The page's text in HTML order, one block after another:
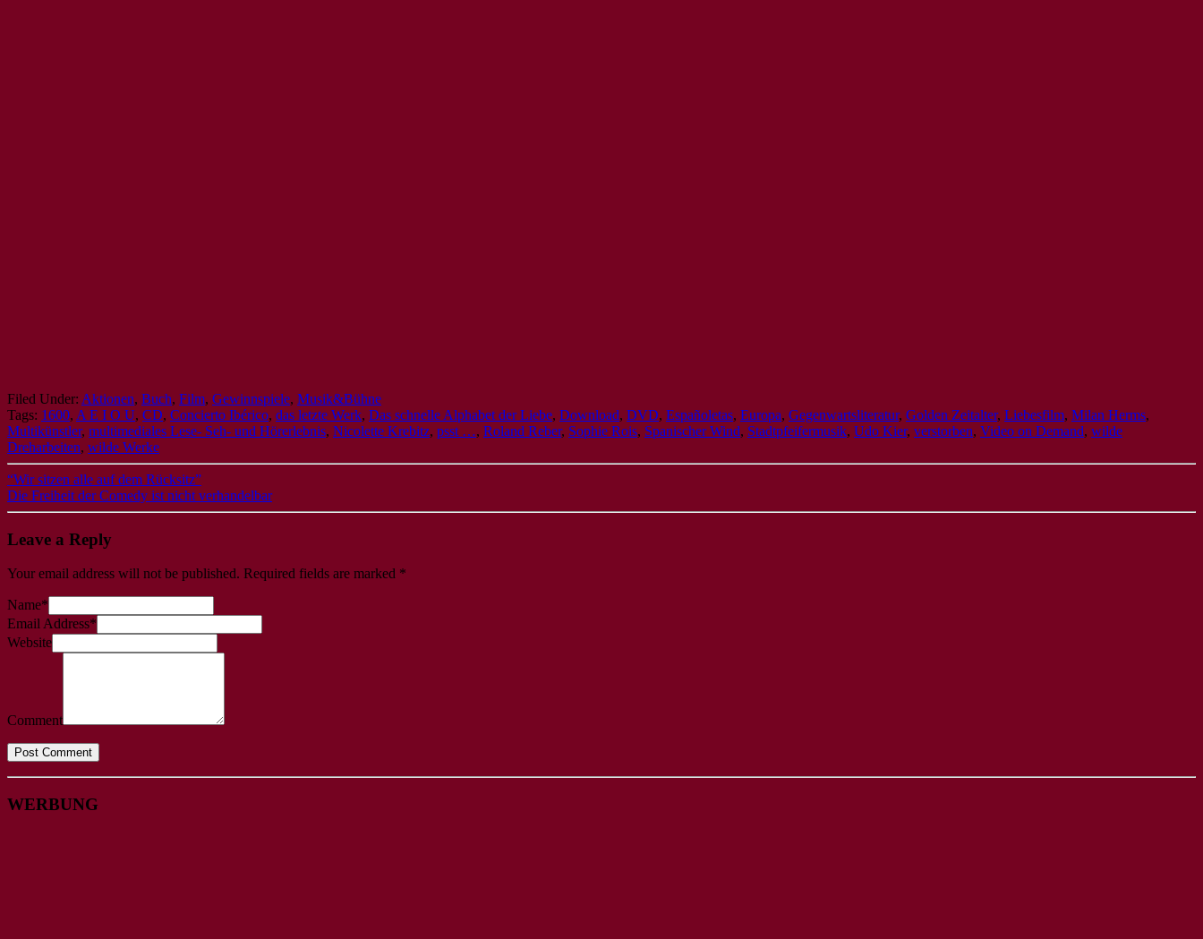
Filed Under: Aktionen, Buch, Film, Gewinnspiele, Musik&Bühne
Tags: 1600, A E I O U, CD, Concierto Ibérico, das letzte Werk, Das schnelle Alphabet der Liebe, Download, DVD, Españoletas, Europa, Gegenwartsliteratur, Golden Zeitalter, Liebesfilm, Milan Herms,
Multikünstler, multimediales Lese- Seh- und Hörerlebnis, Nicolette Krebitz, psst …, Roland Reber, Sophie Rois, Spanischer Wind, Stadtpfeifermusik, Udo Kier, verstorben, Video on Demand, wilde
Dreharbeiten, wilde Werke
“Wir sitzen alle auf dem Rücksitz”
Die Freiheit der Comedy ist nicht verhandelbar
Leave a Reply
Your email address will not be published. Required fields are marked *
Name*
Email Address*
Website
Comment
WERBUNG